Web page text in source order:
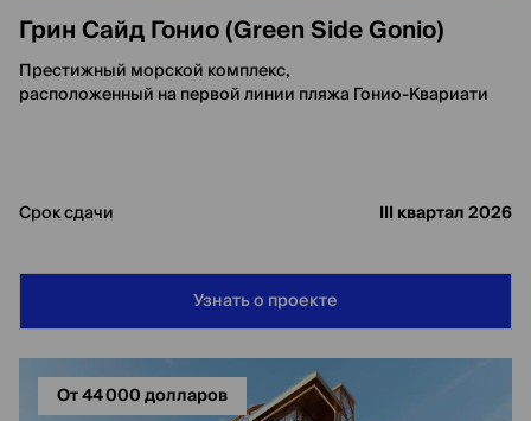
Грин Сайд Гонио (Green Side Gonio)
Престижный морской комплекс,
расположенный на первой линии пляжа Гонио-Квариати
Срок сдачи III квартал 2026
Узнать о проекте
От 44 000 долларов